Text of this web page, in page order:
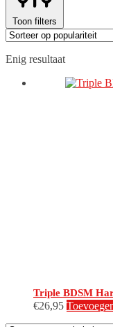
Toon filters
Enig resultaat
Triple BDSM
€26,95